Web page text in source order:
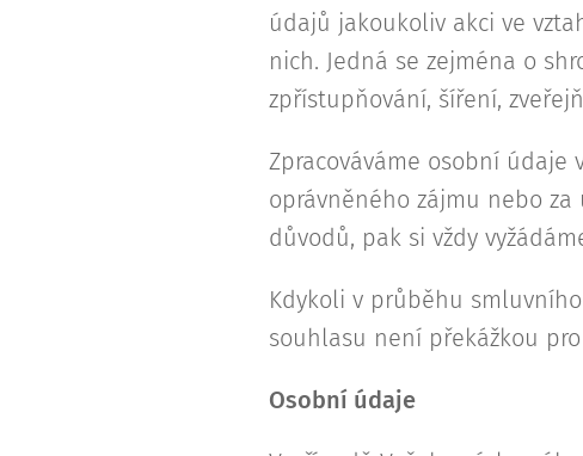
údajů jakoukoliv akci ve
nich. Jedná se zejména o
zpřístupňování, šíření,
Zpracováváme osobní
oprávněného zájmu nebo
důvodů, pak si vždy
Kdykoli v průběhu
souhlasu není překážkou
Osobní údaje